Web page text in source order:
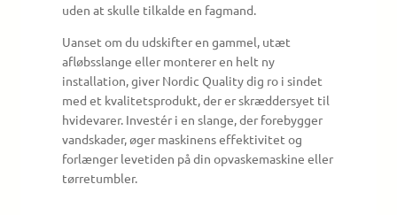
uden at skulle tilkalde en fagmand.
Uanset om du udskifter en gammel, utæt
afløbsslange eller monterer en helt ny
installation, giver Nordic Quality dig ro i sindet
med et kvalitetsprodukt, der er skræddersyet til
hvidevarer. Investér i en slange, der forebygger
vandskader, øger maskinens effektivitet og
forlænger levetiden på din opvaskemaskine eller
tørretumbler.